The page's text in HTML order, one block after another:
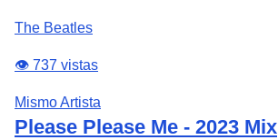
The Beatles
👁️ 737 vistas
Mismo Artista
Please Please Me - 2023 Mix